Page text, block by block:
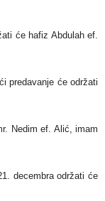
će hafiz Abdulah ef.
predavanje će održati
Nedim ef. Alić, imam
decembra održati će